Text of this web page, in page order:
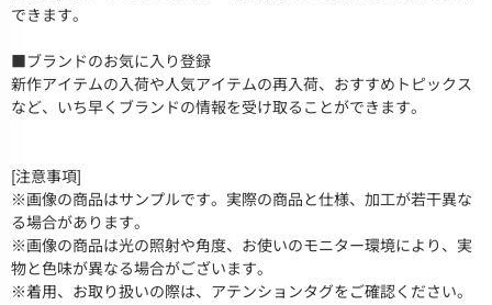
できます。
■ブランドのお気に入り登録
新作アイテムの入荷や人気アイテムの再入荷、おすすめトピックス
など、いち早くブランドの情報を受け取ることができます。
[注意事項]
※画像の商品はサンプルです。実際の商品と仕様、加工が若干異な
る場合があります。
※画像の商品は光の照射や角度、お使いのモニター環境により、実
物と色味が異なる場合がございます。
※着用、お取り扱いの際は、アテンションタグをご確認ください。